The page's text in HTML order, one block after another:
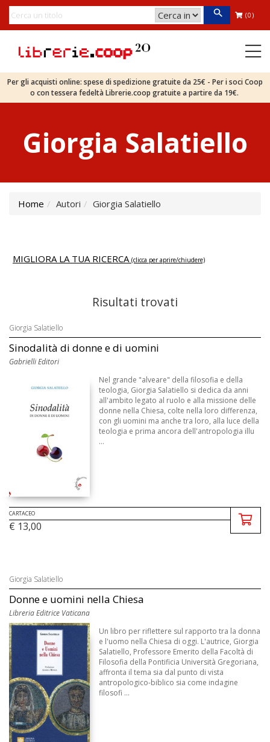
(0)
Per gli acquisti online: spese di spedizione gratuite da 25€ - Per i soci Coop
o con tessera fedeltà Librerie.coop gratuite a partire da 19€.
Giorgia Salatiello
Home Autori Giorgia Salatiello
MIGLIORA LA TUA RICERCA (clicca per aprire/chiudere)
Risultati trovati
Giorgia Salatiello
Sinodalità di donne e di uomini
Gabrielli Editori
Nel grande "alveare" della filosofia e della
teologia, Giorgia Salatiello si dedica da anni
all'ambito legato al ruolo e alla missione delle
donne nella Chiesa, colte nella loro differenza,
con gli uomini ma anche tra loro, alla luce della
teologia e prima ancora dell'antropologia illu
...
CARTACEO
€ 13,00
Giorgia Salatiello
Donne e uomini nella Chiesa
Libreria Editrice Vaticana
Un libro per riflettere sul rapporto tra la donna
e l'uomo nella Chiesa di oggi. L'autrice, Giorgia
Salatiello, Professore Emerito della Facoltà di
Filosofia della Pontificia Università Gregoriana,
affronta il tema sia dal punto di vista
antropologico-biblico sia come indagine
filosofi ...